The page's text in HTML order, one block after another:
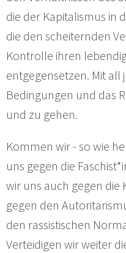
die der Kapitalismus in
die den scheiternden
Kontrolle ihren
entgegensetzen. Mit all
Bedingungen und das
und zu gehen.
Kommen wir - so wie
uns gegen die
wir uns auch gegen die
gegen den
den rassistischen
Verteidigen wir weiter